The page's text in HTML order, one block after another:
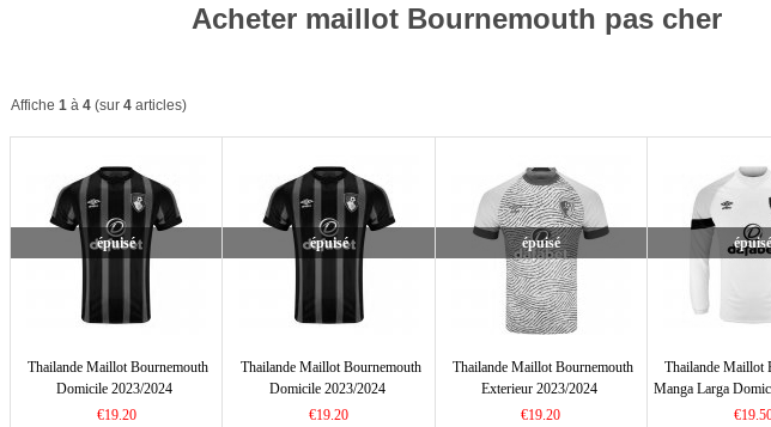
Acheter maillot Bournemouth pas cher
Affiche 1 à 4 (sur 4 articles)
épuisé
Thailande Maillot Bournemouth
Domicile 2023/2024
€19.20
épuisé
Thailande Maillot Bournemouth
Domicile 2023/2024
€19.20
épuisé
Thailande Maillot Bournemouth
Exterieur 2023/2024
€19.20
épuisé
Thailande Maillot
Manga Larga